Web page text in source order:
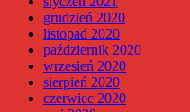
grudzień 2020
listopad 2020
październik 2020
wrzesień 2020
sierpień 2020
czerwiec 2020